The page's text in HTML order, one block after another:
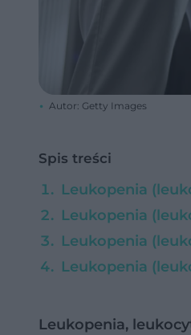
Autor: Getty Images
Spis treści
Leukopenia
Leukopenia
Leukopenia
Leukopenia
Leukopenia,